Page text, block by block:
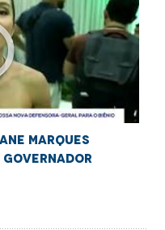
Marques
governador